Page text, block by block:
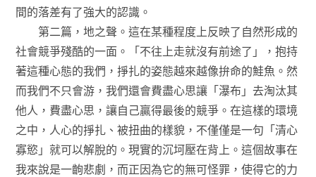
間的落差有了強大的認識。
第二篇，地之聲。這在某種程度上反映了自然形成的
社會競爭殘酷的一面。「不往上走就沒有前途了」，抱持
著這種心態的我們，掙扎的姿態越來越像拚命的鮭魚。然
而我們不只會游，我們還會費盡心思讓「瀑布」去淘汰其
他人，費盡心思，讓自己贏得最後的競爭。在這樣的環境
之中，人心的掙扎、被扭曲的樣貌，不僅僅是一句「清心
寡慾」就可以解脫的。現實的沉坷壓在背上。這個故事在
我來說是一齣悲劇，而正因為它的無可怪罪，使得它的力